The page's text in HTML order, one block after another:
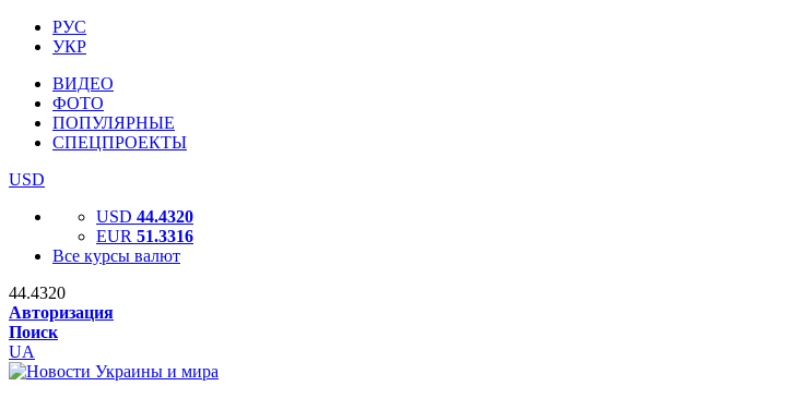
РУС
УКР
ВИДЕО
ФОТО
ПОПУЛЯРНЫЕ
СПЕЦПРОЕКТЫ
USD
USD 44.4320
EUR 51.3316
Все курсы валют
44.4320
Авторизация
Поиск
UA